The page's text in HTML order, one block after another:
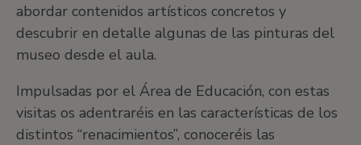
abordar contenidos artísticos concretos y
descubrir en detalle algunas de las pinturas del
museo desde el aula.
Impulsadas por el Área de Educación, con estas
visitas os adentraréis en las características de los
distintos “renacimientos”, conoceréis las